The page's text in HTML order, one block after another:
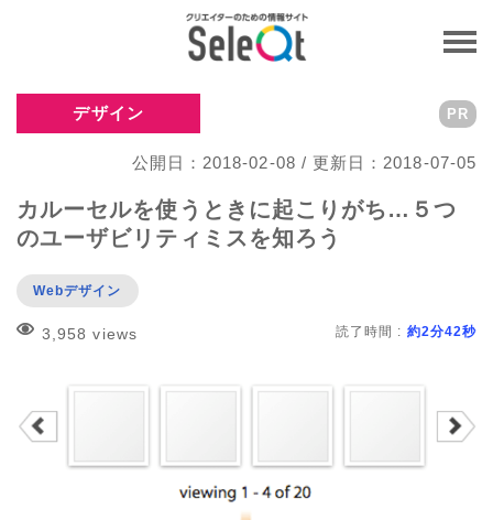
デザイン
公開日：2018-02-08 / 更新日：2018-07-05
PR
カルーセルを使うときに起こりがち…５つ
のユーザビリティミスを知ろう
Webデザイン
3,958 views 読了時間 : 約2分42秒